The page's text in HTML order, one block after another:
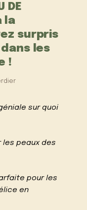
DE
la
surpris
les
!
sur quoi
peaux des
pour les
en